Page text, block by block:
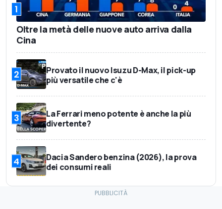
1
Oltre la metà delle nuove auto arriva dalla
Cina
2
Provato il nuovo Isuzu D-Max, il pick-up
più versatile che c'è
3
La Ferrari meno potente è anche la più
divertente?
4
Dacia Sandero benzina (2026), la prova
dei consumi reali